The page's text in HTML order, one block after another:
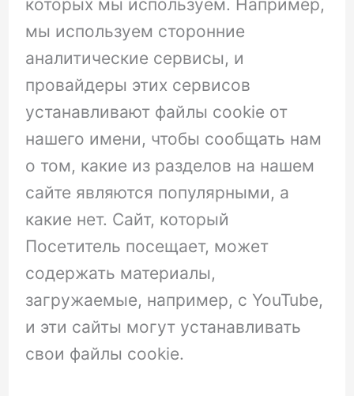
которых мы используем. Например,
мы используем сторонние
аналитические сервисы, и
провайдеры этих сервисов
устанавливают файлы cookie от
нашего имени, чтобы сообщать нам
о том, какие из разделов на нашем
сайте являются популярными, а
какие нет. Сайт, который
Посетитель посещает, может
содержать материалы,
загружаемые, например, с YouTube,
и эти сайты могут устанавливать
свои файлы cookie.